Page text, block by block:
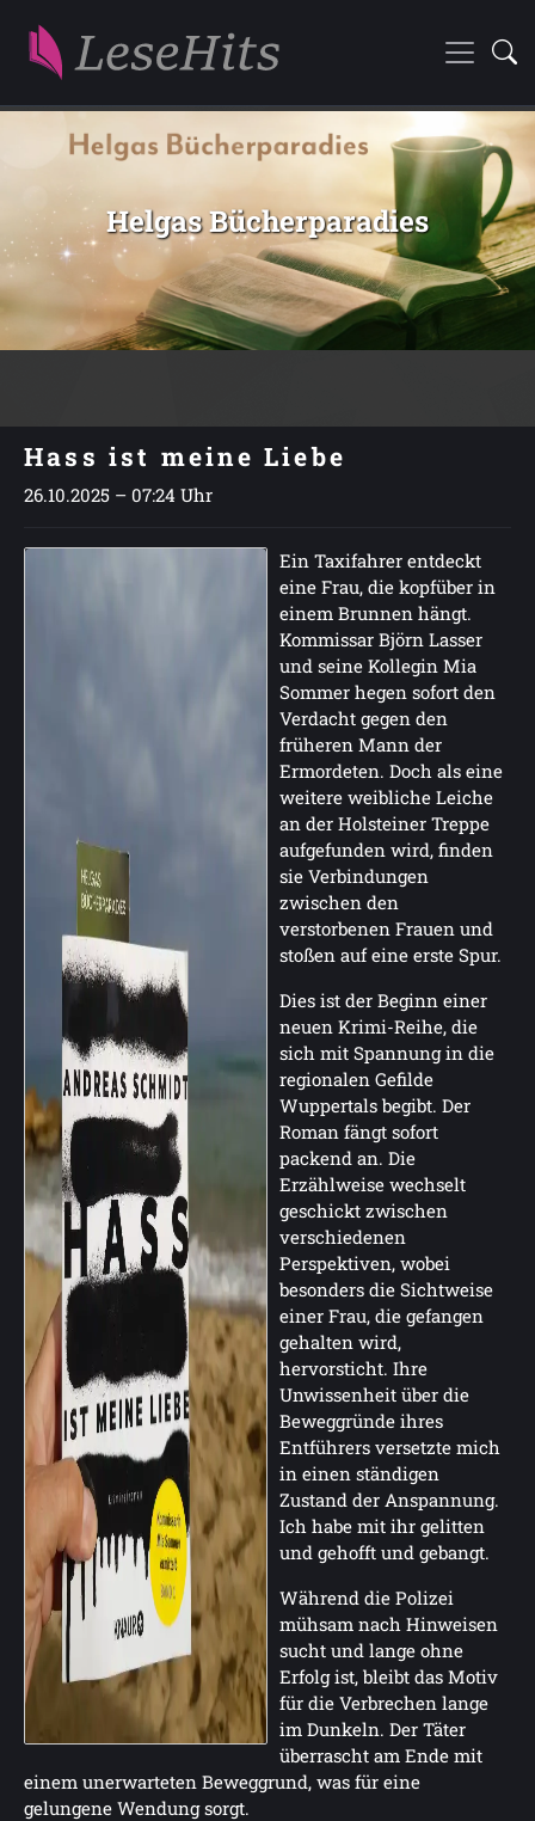
Helgas Bücherparadies
Hass ist meine Liebe
26.10.2025 – 07:24 Uhr
Ein Taxifahrer entdeckt
eine Frau, die kopfüber in
einem Brunnen hängt.
Kommissar Björn Lasser
und seine Kollegin Mia
Sommer hegen sofort den
Verdacht gegen den
früheren Mann der
Ermordeten. Doch als eine
weitere weibliche Leiche
an der Holsteiner Treppe
aufgefunden wird, finden
sie Verbindungen
zwischen den
verstorbenen Frauen und
stoßen auf eine erste Spur.
Dies ist der Beginn einer
neuen Krimi-Reihe, die
sich mit Spannung in die
regionalen Gefilde
Wuppertals begibt. Der
Roman fängt sofort
packend an. Die
Erzählweise wechselt
geschickt zwischen
verschiedenen
Perspektiven, wobei
besonders die Sichtweise
einer Frau, die gefangen
gehalten wird,
hervorsticht. Ihre
Unwissenheit über die
Beweggründe ihres
Entführers versetzte mich
in einen ständigen
Zustand der Anspannung.
Ich habe mit ihr gelitten
und gehofft und gebangt.
Während die Polizei
mühsam nach Hinweisen
sucht und lange ohne
Erfolg ist, bleibt das Motiv
für die Verbrechen lange
im Dunkeln. Der Täter
überrascht am Ende mit
einem unerwarteten Beweggrund, was für eine
gelungene Wendung sorgt.